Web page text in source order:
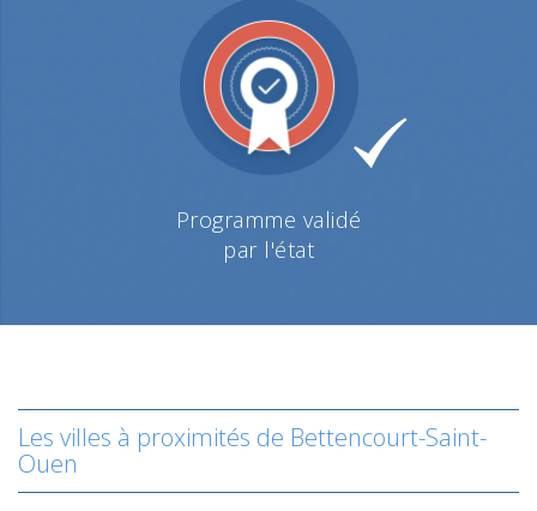
Programme validé
par l'état
Les villes à proximités de Bettencourt-Saint-
Ouen